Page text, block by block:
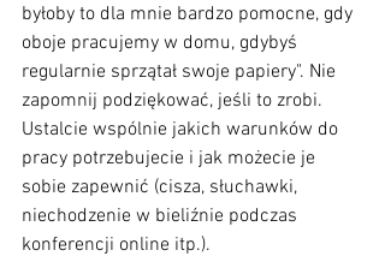
byłoby to dla mnie bardzo pomocne, gdy
oboje pracujemy w domu, gdybyś
regularnie sprzątał swoje papiery". Nie
zapomnij podziękować, jeśli to zrobi.
Ustalcie wspólnie jakich warunków do
pracy potrzebujecie i jak możecie je
sobie zapewnić (cisza, słuchawki,
niechodzenie w bieliźnie podczas
konferencji online itp.).